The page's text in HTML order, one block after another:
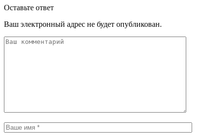
Оставьте ответ
Ваш электронный адрес не будет опубликован.